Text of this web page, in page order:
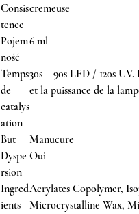
Consis
tence
cremeuse
Pojem
ność
6 ml
Temps
de
catalys
ation
30s – 90s LED / 120s
et la puissance de la
But
Manucure
Dyspe
rsion
Oui
Ingred
ients
Acrylates Copolymer,
Microcrystalline Wax,